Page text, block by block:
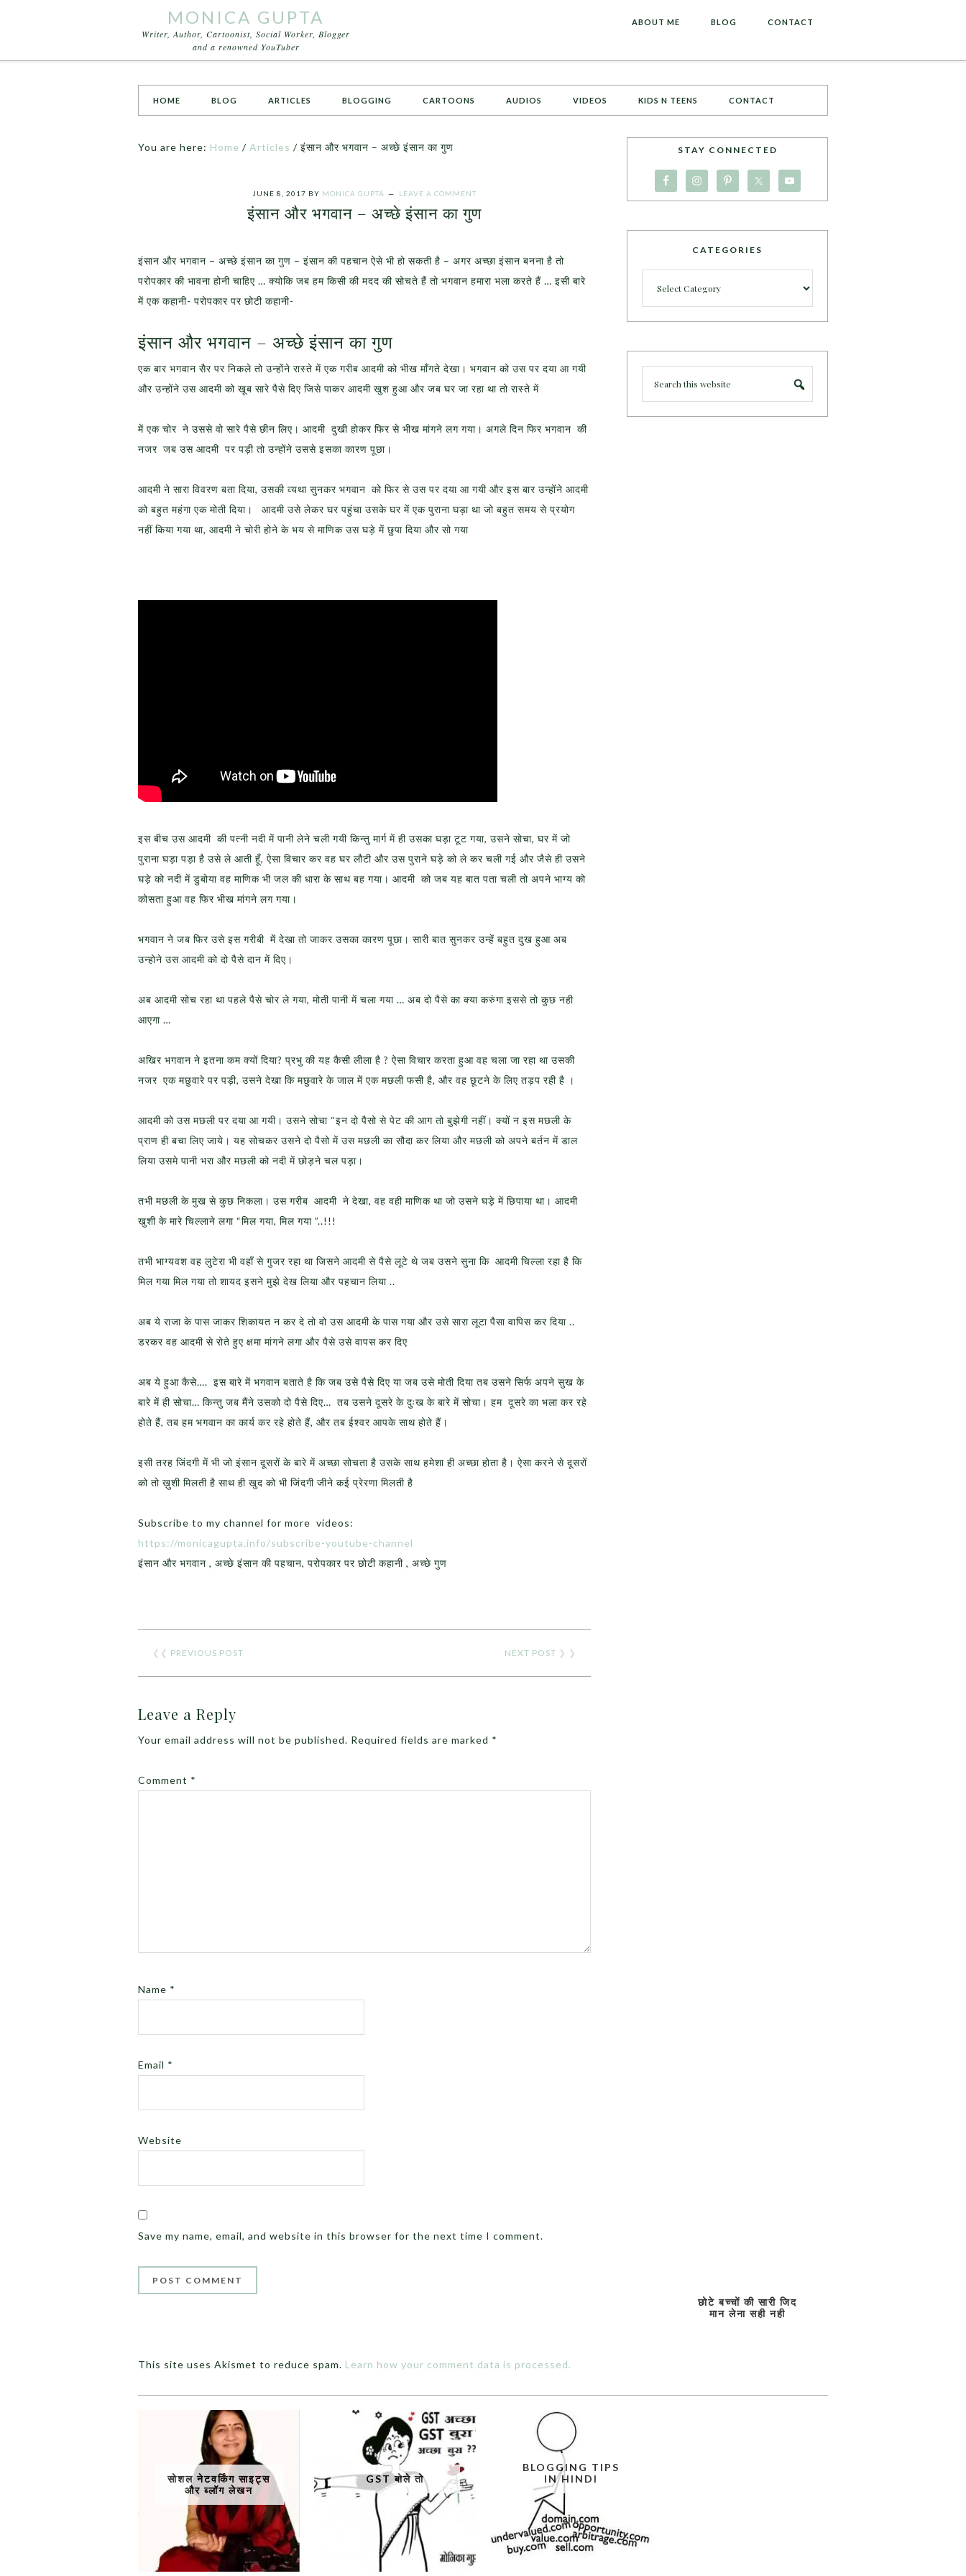
MONICA GUPTA
Writer, Author, Cartoonist, Social Worker, Blogger
and a renowned YouTuber
ABOUT ME BLOG CONTACT
HOME BLOG ARTICLES BLOGGING CARTOONS AUDIOS VIDEOS KIDS N TEENS CONTACT
You are here: Home / Articles / इंसान और भगवान – अच्छे इंसान का गुण
JUNE 8, 2017 BY MONICA GUPTA LEAVE A COMMENT
इंसान और भगवान – अच्छे इंसान का गुण
इंसान और भगवान – अच्छे इंसान का गुण – इंसान की पहचान ऐसे भी हो सकती है – अगर अच्छा इंसान बनना है तो
परोपकार की भावना होनी चाहिए … क्योकि जब हम किसी की मदद की सोचते हैं तो भगवान हमारा भला करते हैं … इसी बारे
में एक कहानी- परोपकार पर छोटी कहानी-
इंसान और भगवान – अच्छे इंसान का गुण
एक बार भगवान सैर पर निकले तो उन्होंने रास्ते में एक गरीब आदमी को भीख माँगते देखा। भगवान को उस पर दया आ गयी
और उन्होंने उस आदमी को खूब सारे पैसे दिए जिसे पाकर आदमी खुश हुआ और जब घर जा रहा था तो रास्ते में
में एक चोर ने उससे वो सारे पैसे छीन लिए। आदमी दुखी होकर फिर से भीख मांगने लग गया। अगले दिन फिर भगवान की
नजर जब उस आदमी पर पड़ी तो उन्होंने उससे इसका कारण पूछा।
आदमी ने सारा विवरण बता दिया, उसकी व्यथा सुनकर भगवान को फिर से उस पर दया आ गयी और इस बार उन्होंने आदमी
को बहुत महंगा एक मोती दिया। आदमी उसे लेकर घर पहुंचा उसके घर में एक पुराना घड़ा था जो बहुत समय से प्रयोग
नहीं किया गया था, आदमी ने चोरी होने के भय से माणिक उस घड़े में छुपा दिया और सो गया
इस बीच उस आदमी की पत्नी नदी में पानी लेने चली गयी किन्तु मार्ग में ही उसका घड़ा टूट गया, उसने सोचा, घर में जो
पुराना घड़ा पड़ा है उसे ले आती हूँ, ऐसा विचार कर वह घर लौटी और उस पुराने घड़े को ले कर चली गई और जैसे ही उसने
घड़े को नदी में डुबोया वह माणिक भी जल की धारा के साथ बह गया। आदमी को जब यह बात पता चली तो अपने भाग्य को
कोसता हुआ वह फिर भीख मांगने लग गया।
भगवान ने जब फिर उसे इस गरीबी में देखा तो जाकर उसका कारण पूछा। सारी बात सुनकर उन्हें बहुत दुख हुआ अब
उन्होने उस आदमी को दो पैसे दान में दिए।
अब आदमी सोच रहा था पहले पैसे चोर ले गया, मोती पानी में चला गया … अब दो पैसे का क्या करुंगा इससे तो कुछ नही
आएगा …
अखिर भगवान ने इतना कम क्यों दिया? प्रभु की यह कैसी लीला है ? ऐसा विचार करता हुआ वह चला जा रहा था उसकी
नजर एक मछुवारे पर पड़ी, उसने देखा कि मछुवारे के जाल में एक मछली फसी है, और वह छूटने के लिए तड़प रही है ।
आदमी को उस मछली पर दया आ गयी। उसने सोचा “इन दो पैसो से पेट की आग तो बुझेगी नहीं। क्यों न इस मछली के
प्राण ही बचा लिए जाये। यह सोचकर उसने दो पैसो में उस मछली का सौदा कर लिया और मछली को अपने बर्तन में डाल
लिया उसमे पानी भरा और मछली को नदी में छोड़ने चल पड़ा।
तभी मछली के मुख से कुछ निकला। उस गरीब आदमी ने देखा, वह वही माणिक था जो उसने घड़े में छिपाया था। आदमी
खुशी के मारे चिल्लाने लगा “मिल गया, मिल गया ”..!!!
तभी भाग्यवश वह लुटेरा भी वहाँ से गुजर रहा था जिसने आदमी से पैसे लूटे थे जब उसने सुना कि आदमी चिल्ला रहा है कि
मिल गया मिल गया तो शायद इसने मुझे देख लिया और पहचान लिया ..
अब ये राजा के पास जाकर शिकायत न कर दे तो वो उस आदमी के पास गया और उसे सारा लूटा पैसा वापिस कर दिया ..
डरकर वह आदमी से रोते हुए क्षमा मांगने लगा और पैसे उसे वापस कर दिए
अब ये हुआ कैसे…. इस बारे में भगवान बताते है कि जब उसे पैसे दिए या जब उसे मोती दिया तब उसने सिर्फ अपने सुख के
बारे में ही सोचा… किन्तु जब मैंने उसको दो पैसे दिए… तब उसने दूसरे के दुःख के बारे में सोचा। हम दूसरे का भला कर रहे
होते हैं, तब हम भगवान का कार्य कर रहे होते हैं, और तब ईश्वर आपके साथ होते हैं।
इसी तरह जिंदगी में भी जो इंसान दूसरों के बारे में अच्छा सोचता है उसके साथ हमेशा ही अच्छा होता है। ऐसा करने से दूसरों
को तो ख़ुशी मिलती है साथ ही खुद को भी जिंदगी जीने कई प्रेरणा मिलती है
Subscribe to my channel for more videos:
https://monicagupta.info/subscribe-youtube-channel
इंसान और भगवान , अच्छे इंसान की पहचान, परोपकार पर छोटी कहानी , अच्छे गुण
❮❮ PREVIOUS POST NEXT POST ❯ ❯
Leave a Reply
Your email address will not be published. Required fields are marked *
Comment *
Name *
Email *
Website
Save my name, email, and website in this browser for the next time I comment.
This site uses Akismet to reduce spam. Learn how your comment data is processed.
STAY CONNECTED
CATEGORIES
छोटे बच्चों की सारी जिद
मान लेना सही नही
BLOGGING TIPS
IN HINDI
GST बोले तो
सोशल नेटवर्किंग साइट्स
और ब्लॉग लेखन